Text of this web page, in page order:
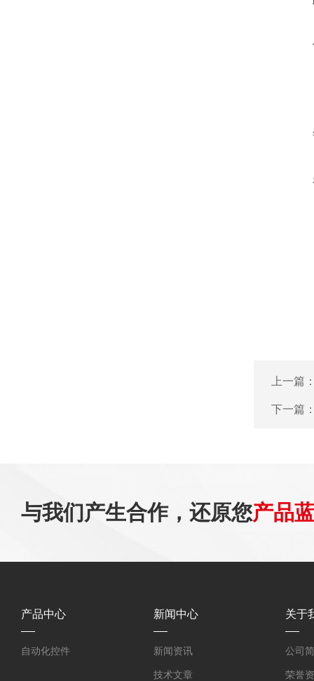
上一篇
下一篇
与我们产生合作，还原您产品
产品中心
自动化控件
新闻中心
新闻资讯
技术文章
关于
公司
荣誉